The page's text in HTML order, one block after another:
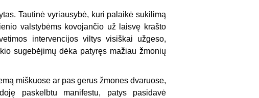
Tautinė vyriausybė, kuri palaikė sukilimą
valstybėms kovojančio už laisvę krašto
intervencijos viltys visiškai užgeso,
sugebėjimų dėka patyręs mažiau žmonių
miškuose ar pas gerus žmones dvaruose,
paskelbtu manifestu, patys pasidavė